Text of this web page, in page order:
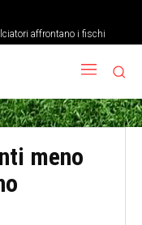
affrontano i fischi
meno